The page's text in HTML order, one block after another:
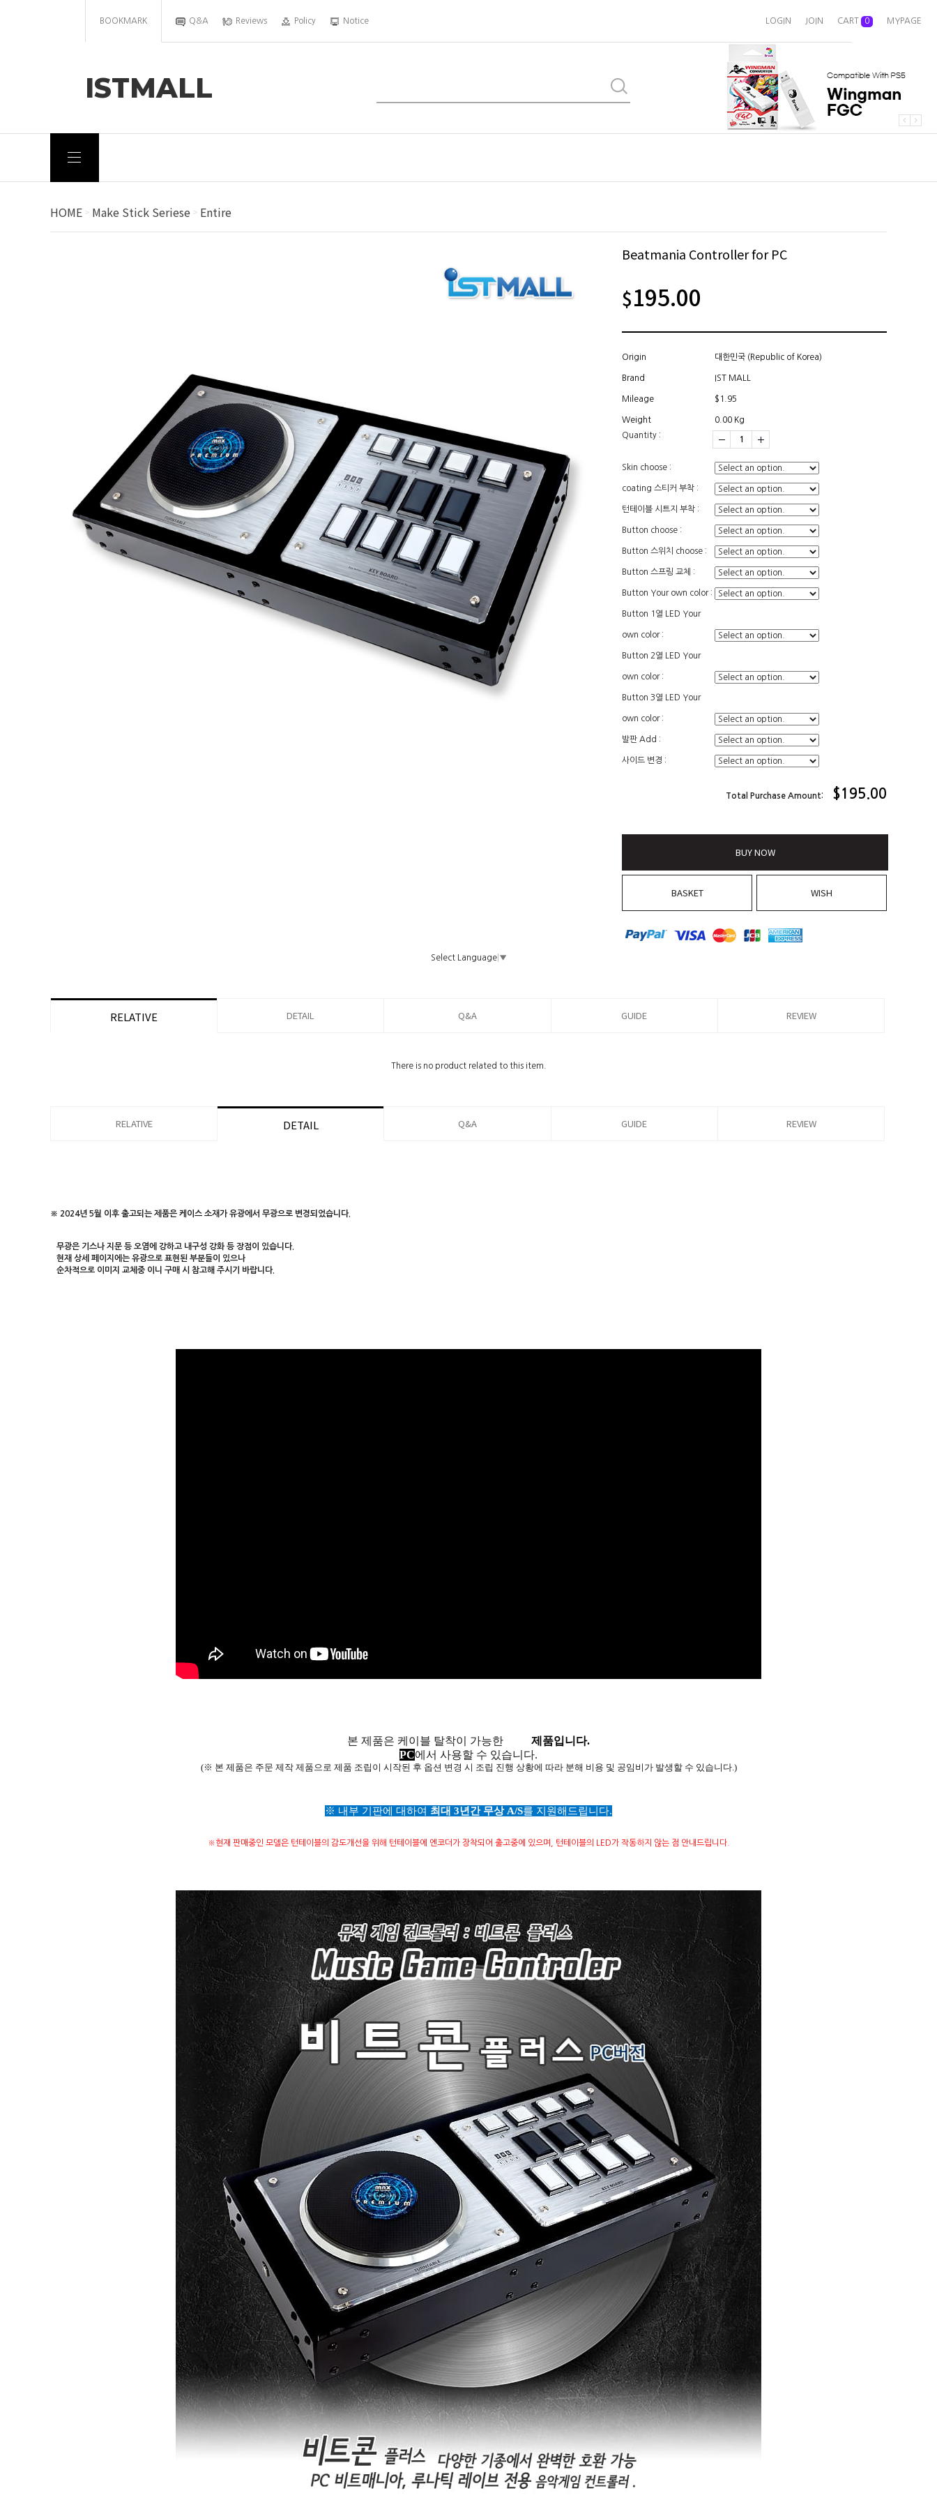
BOOKMARK Q&A Reviews Policy Notice LOGIN JOIN CART 0 MYPAGE
ISTMALL
HOME > Make Stick Seriese > Entire
Beatmania Controller for PC
$195.00
Origin 대한민국 (Republic of Korea)
Brand IST MALL
Mileage $1.95
Weight
0.00 Kg
Quantity :
Skin choose :
coating 스티커 부착 :
턴테이블 시트지 부착 :
Button choose :
Button 스위치 choose :
Button 스프링 교체 :
Button Your own color :
Button 1열 LED Your
own color :
Button 2열 LED Your
own color :
Button 3열 LED Your
own color :
발판 Add :
사이드 변경 :
Total Purchase Amount: $195.00
BUY NOW
BASKET WISH
Select Language ▼
RELATIVE DETAIL Q&A GUIDE REVIEW
There is no product related to this item.
RELATIVE DETAIL Q&A GUIDE REVIEW
※ 2024년 5월 이후 출고되는 제품은 케이스 소재가 유광에서 무광으로 변경되었습니다.
무광은 기스나 지문 등 오염에 강하고 내구성 강화 등 장점이 있습니다.
현재 상세 페이지에는 유광으로 표현된 부분들이 있으나
순차적으로 이미지 교체중 이니 구매 시 참고해 주시기 바랍니다.
본 제품은 케이블 탈착이 가능한
제품입니다.
PC에서 사용할 수 있습니다.
(※ 본 제품은 주문 제작 제품으로 제품 조립이 시작된 후 옵션 변경 시 조립 진행 상황에 따라 분해 비용 및 공임비가 발생할 수 있습니다.)
※ 내부 기판에 대하여 최대 3년간 무상 A/S를 지원해드립니다.
※현재 판매중인 모델은 턴테이블의 감도개선을 위해 턴테이블에 엔코더가 장착되어 출고중에 있으며, 턴테이블의 LED가 작동하지 않는 점 안내드립니다.